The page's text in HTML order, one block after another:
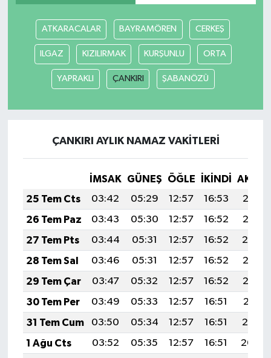
ATKARACALAR BAYRAMÖREN CERKEŞ
ILGAZ KIZILIRMAK KURŞUNLU ORTA
YAPRAKLI ÇANKIRI ŞABANÖZÜ
ÇANKIRI AYLIK NAMAZ VAKITLERI
İMSAK GÜNEŞ ÖĞLE İKINDI
25 Tem Cts
03:42 05:29 12:57 16:53
20:15
26 Tem Paz
03:43 05:30 12:57 16:52
20:15
27 Tem Pts
03:44 05:31 12:57 16:52
20:14
28 Tem Sal
03:46 05:31 12:57 16:52
20:13
29 Tem Çar
03:47 05:32 12:57 16:52
20:12
30 Tem Per
03:49 05:33 12:57 16:51
20:11
31 Tem Cum
03:50 05:34 12:57 16:51
20:10
1 Ağu Cts
03:52 05:35 12:57 16:51
20:09